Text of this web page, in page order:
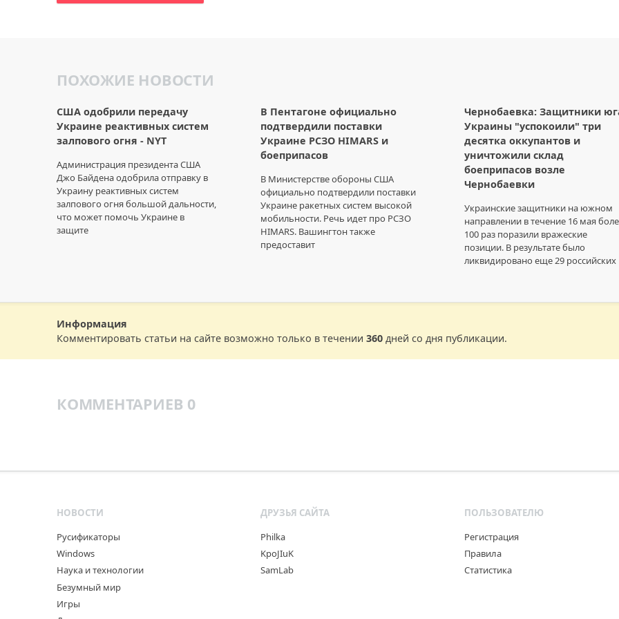
ПОХОЖИЕ НОВОСТИ
США одобрили передачу
Украине реактивных систем
залпового огня - NYT
Администрация президента США
Джо Байдена одобрила отправку в
Украину реактивных систем
залпового огня большой дальности,
что может помочь Украине в
защите
В Пентагоне официально
подтвердили поставки
Украине РСЗО HIMARS и
боеприпасов
В Министерстве обороны США
официально подтвердили поставки
Украине ракетных систем высокой
мобильности. Речь идет про РСЗО
HIMARS. Вашингтон также
предоставит
Чернобаевка: Защитники
Украины "успокоили" три
десятка оккупантов и
уничтожили склад
боеприпасов возле
Чернобаевки
Украинские защитники на южном
направлении в течение 16 мая
100 раз поразили вражеские
позиции. В результате было
ликвидировано еще 29 российских
Информация
Комментировать статьи на сайте возможно только в течении 360 дней со дня публикации.
КОММЕНТАРИЕВ 0
НОВОСТИ
Русификаторы
Windows
Наука и технологии
Безумный мир
Игры
ДРУЗЬЯ САЙТА
Philka
KpoJIuK
SamLab
ПОЛЬЗОВАТЕЛЮ
Регистрация
Правила
Статистика